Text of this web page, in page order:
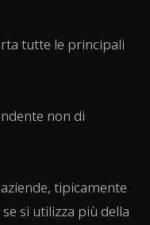
tutte le principali
non di
tipicamente
si utilizza più della